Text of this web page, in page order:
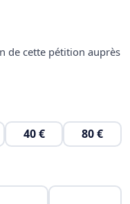
de cette pétition auprès
40 € 80 €